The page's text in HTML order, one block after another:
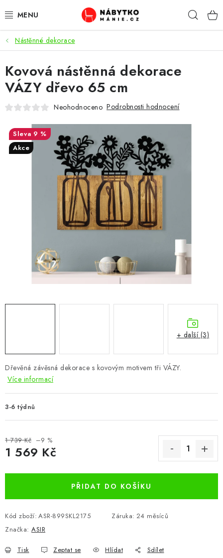
na
OBÝVACÍ POKOJ
KUCHYŇ A JÍDELNA
LOŽNICE
KANCELÁŘ / PRACOVNA
KOUPELNA A WC
CHOVATELSKÉ POTŘEBY
DOPLŇKY A DEKORACE
ZAHRADA
OSTATNÍ
VÝPRODEJ
Vše o nákupu
Nástěnné dekorace
Dřevěná závěsná dekorace s kovovým motivem tři VÁZY.
Více informací
3-6 týdnů
1 739 Kč –9 %
1 569 Kč
PŘIDAT DO KOŠÍKU
Kód zboží: ASR-899SKL2175 Záruka: 24 měsíců
Značka: ASIR
Tisk Zeptat se Hlídat Sdílet
Kovová nástěnná dekorace
VÁZY dřevo 65 cm
Neohodnoceno Podrobnosti hodnocení
9 %
Akce
+ další (3)